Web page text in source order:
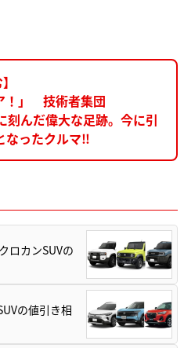
！」 技術者集団
刻んだ偉大な足跡。今に引
なったクルマ‼︎
ロカンSUVの
の値引き相